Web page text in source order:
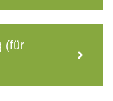
(für